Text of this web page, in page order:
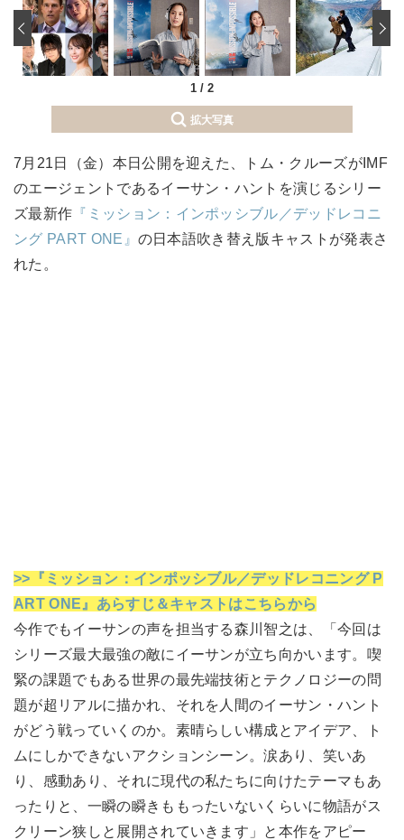
1 / 2
‹
拡大写真
7月21日（金）本日公開を迎えた、トム・クルーズがIMF
のエージェントであるイーサン・ハントを演じるシリー
ズ最新作 『ミッション：インポッシブル／デッドレコニ
ング PART ONE』 の日本語吹き替え版キャストが発表さ
れた。
>>『ミッション：インポッシブル／デッドレコニング P
ART ONE』あらすじ＆キャストはこちらから
今作でもイーサンの声を担当する森川智之は、「今回は
シリーズ最大最強の敵にイーサンが立ち向かいます。喫
緊の課題でもある世界の最先端技術とテクノロジーの問
題が超リアルに描かれ、それを人間のイーサン・ハント
がどう戦っていくのか。素晴らしい構成とアイデア、ト
ムにしかできないアクションシーン。涙あり、笑いあ
り、感動あり、それに現代の私たちに向けたテーマもあ
ったりと、一瞬の瞬きももったいないくらいに物語がス
クリーン狭しと展開されていきます」と本作をアピー